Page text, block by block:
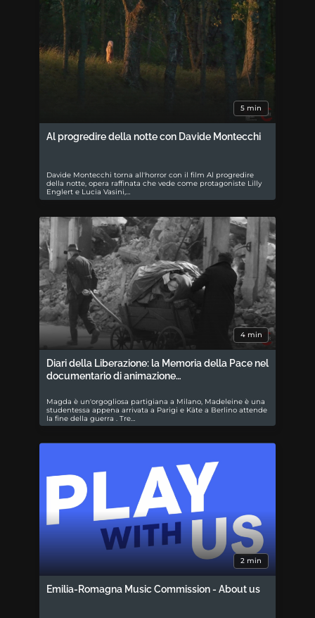
5 min
Al progredire della notte con Davide Montecchi
Davide Montecchi torna all'horror con il film Al progredire
della notte, opera raffinata che vede come protagoniste Lilly
Englert e Lucia Vasini,…
4 min
Diari della Liberazione: la Memoria della Pace nel
documentario di animazione…
Magda è un'orgogliosa partigiana a Milano, Madeleine è una
studentessa appena arrivata a Parigi e Käte a Berlino attende
la fine della guerra . Tre…
2 min
Emilia-Romagna Music Commission - About us